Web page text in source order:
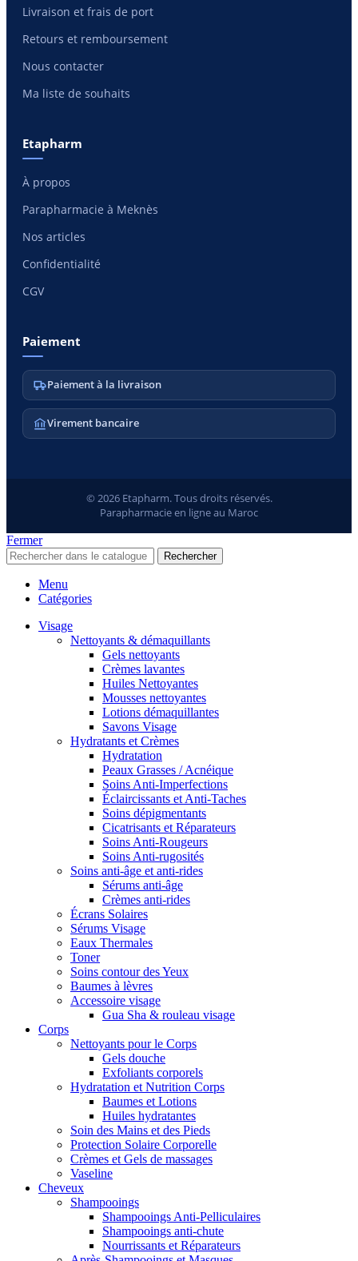
Livraison et frais de port
Retours et remboursement
Nous contacter
Ma liste de souhaits
Etapharm
À propos
Parapharmacie à Meknès
Nos articles
Confidentialité
CGV
Paiement
Paiement à la livraison
Virement bancaire
© 2026 Etapharm. Tous droits réservés.
Parapharmacie en ligne au Maroc
Fermer
Rechercher
Menu
Catégories
Visage
Nettoyants & démaquillants
Gels nettoyants
Crèmes lavantes
Huiles Nettoyantes
Mousses nettoyantes
Lotions démaquillantes
Savons Visage
Hydratants et Crèmes
Hydratation
Peaux Grasses / Acnéique
Soins Anti-Imperfections
Éclaircissants et Anti-Taches
Soins dépigmentants
Cicatrisants et Réparateurs
Soins Anti-Rougeurs
Soins Anti-rugosités
Soins anti-âge et anti-rides
Sérums anti-âge
Crèmes anti-rides
Écrans Solaires
Sérums Visage
Eaux Thermales
Toner
Soins contour des Yeux
Baumes à lèvres
Accessoire visage
Gua Sha & rouleau visage
Corps
Nettoyants pour le Corps
Gels douche
Exfoliants corporels
Hydratation et Nutrition Corps
Baumes et Lotions
Huiles hydratantes
Soin des Mains et des Pieds
Protection Solaire Corporelle
Crèmes et Gels de massages
Vaseline
Cheveux
Shampooings
Shampooings Anti-Pelliculaires
Shampooings anti-chute
Nourrissants et Réparateurs